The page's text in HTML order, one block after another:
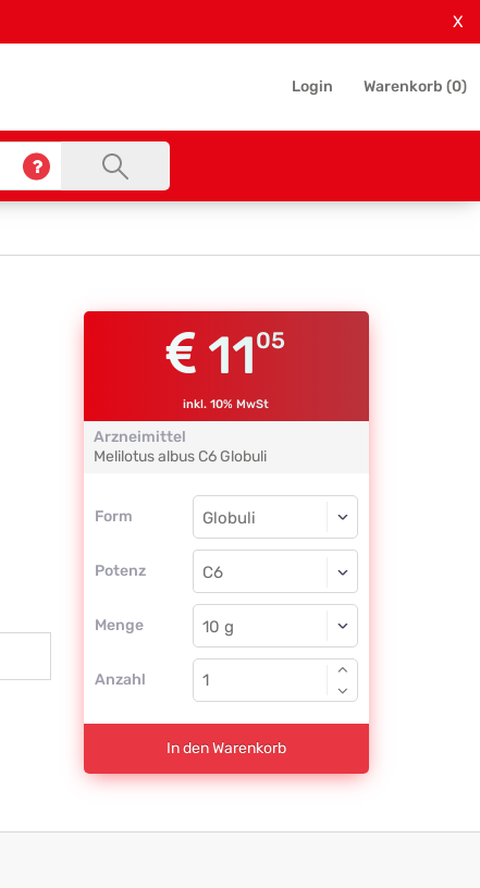
X
Login Warenkorb (0)
1105
inkl. 10% MwSt
Arzneimittel
Melilotus albus C6 Globuli
Form
Form
Potenz
Globuli
C6
Menge
Globuli
Anzahl
In den Warenkorb